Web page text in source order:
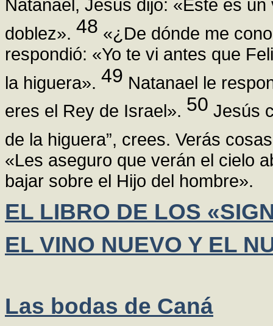
Natanael, Jesús dijo: «Este es
doblez». 48 «¿De dónde me
respondió: «Yo te vi antes que
la higuera». 49 Natanael le
eres el Rey de Israel». 50 Jesús
de la higuera”, crees. Verás
«Les aseguro que verán el cielo
bajar sobre el Hijo del hombre».
EL LIBRO DE LOS
EL VINO NUEVO Y EL
Las bodas de Caná